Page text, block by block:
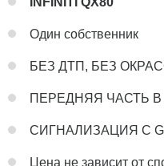
Один собственник
БЕЗ ДТП, БЕЗ
ПЕРЕДНЯЯ ЧАСТЬ
СИГНАЛИЗАЦИЯ С
Цена не зависит от